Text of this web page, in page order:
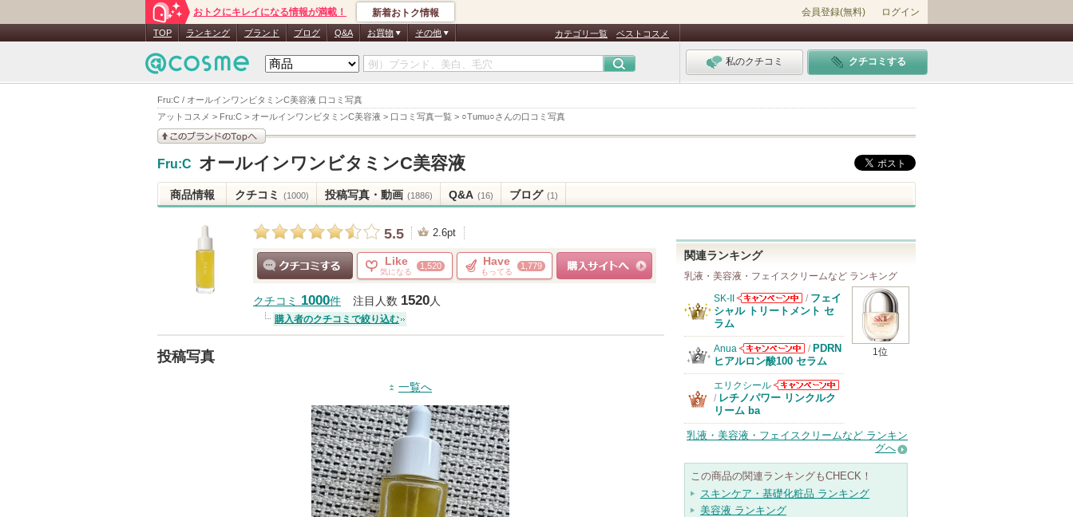
Fru:C / オールインワンビタミンC美容液 口コミ写真
アットコスメ > Fru:C > オールインワンビタミンC美容液 > 口コミ写真一覧 > ○Tumu○さんの口コミ写真
おトクにキレイになる情報が満載！ 新着おトク情報 会員登録(無料) ログイン
TOP ランキング ブランド ブログ Q&A お買物 その他 カテゴリ一覧 ベストコスメ
私のクチコミ クチコミする
このブランドの情報を
Fru:C オールインワンビタミンC美容液
商品情報 クチコミ (1000) 投稿写真・動画 (1886) Q&A (16) ブログ (1)
5.5 2.6pt
Like
気になる
1,520 Have
もってる
1,779
クチコミ 1000件 注目人数 1520人
購入者のクチコミで絞り込む
投稿写真
一覧へ
関連ランキング
乳液・美容液・フェイスクリームなど ランキング
1位
SK-II
SK-IIからのお
/ フェイ
シャル トリートメント セ
ラム
Anua
Anuaからのお
知らせがありま
す
/ PDRN
ヒアルロン酸100 セラム
エリクシール
エリクシールか
/ レチノパワー リンクルク
リーム ba
乳液・美容液・フェイスクリームなど ランキン
グへ
この商品の関連ランキングもCHECK！
スキンケア・基礎化粧品 ランキング
美容液 ランキング